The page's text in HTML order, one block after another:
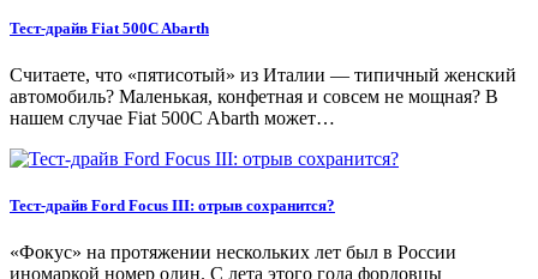
Тест-драйв Fiat 500C Abarth
Считаете, что «пятисотый» из Италии — типичный женский
автомобиль? Маленькая, конфетная и совсем не мощная? В
нашем случае Fiat 500C Abarth может…
Тест-драйв Ford Focus III: отрыв сохранится?
«Фокус» на протяжении нескольких лет был в России
иномаркой номер один. С лета этого года фордовцы